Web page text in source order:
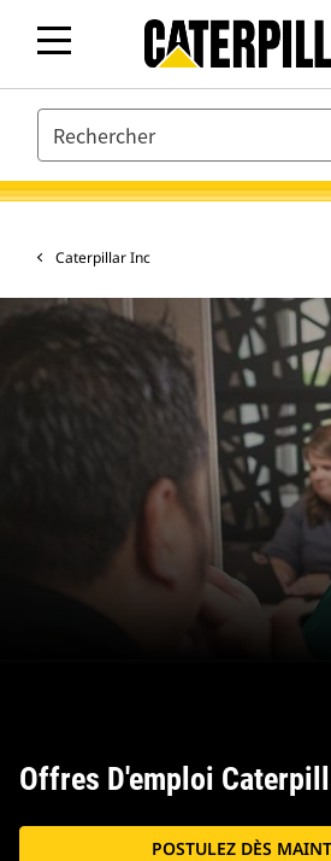
SEARCH
Caterpillar Inc
Offres D'emploi
POSTULEZ DÈS